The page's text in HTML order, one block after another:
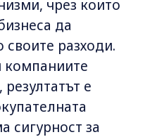
чрез които
да
своите разходи.
компаниите
е
сигурност за